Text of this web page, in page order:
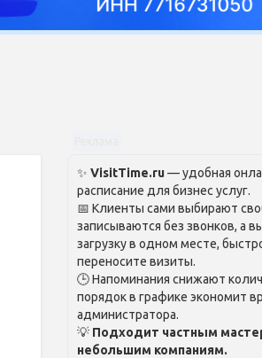
✨ VisitTime.ru— удобная
расписание для бизнес услуг.
📅 Клиенты сами выбирают
записываются без звонков, а
загрузку в одном месте,
переносите визиты.
🕒 Напоминания снижают
порядок в графике экономит
администратора.
💡 Подходит частным
небольшим компаниям.